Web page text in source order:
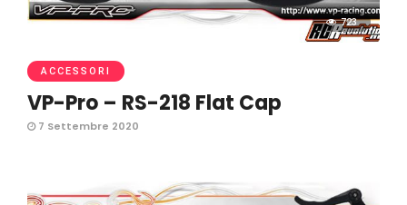
723
ACCESSORI
VP-Pro – RS-218 Flat Cap
7 Settembre 2020